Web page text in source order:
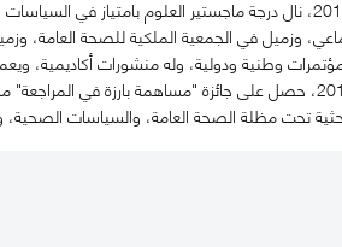
وزميل في الجمعية الملكية للصحة العامة،
وطنية ودولية، وله منشورات أكاديمية،
تحت مظلة الصحة العامة، والسياسات الصحية،